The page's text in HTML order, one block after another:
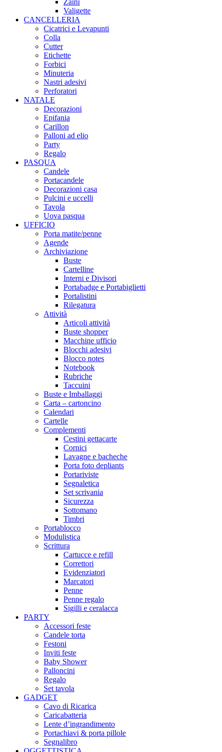
Valigette
CANCELLERIA
Cicatrici e Levapunti
Colla
Cutter
Etichette
Forbici
Minuteria
Nastri adesivi
Perforatori
NATALE
Decorazioni
Epifania
Carillon
Palloni ad elio
Party
Regalo
PASQUA
Candele
Portacandele
Decorazioni casa
Pulcini e uccelli
Tavola
Uova pasqua
UFFICIO
Porta matite/penne
Agende
Archiviazione
Buste
Cartelline
Interni e Divisori
Portabadge e Portabiglietti
Portalistini
Rilegatura
Attività
Articoli attività
Buste shopper
Macchine ufficio
Blocchi adesivi
Blocco notes
Notebook
Rubriche
Taccuini
Buste e Imballaggi
Carta – cartoncino
Calendari
Cartelle
Complementi
Cestini gettacarte
Cornici
Lavagne e bacheche
Porta foto depliants
Portariviste
Segnaletica
Set scrivania
Sicurezza
Sottomano
Timbri
Portablocco
Modulistica
Scrittura
Cartucce e refill
Correttori
Evidenziatori
Marcatori
Penne
Penne regalo
Sigilli e ceralacca
PARTY
Accessori feste
Candele torta
Festoni
Inviti feste
Baby Shower​
Palloncini
Regalo
Set tavola
GADGET
Cavo di Ricarica
Caricabatteria
Lente d’ingrandimento
Portachiavi & porta pillole
Segnalibro